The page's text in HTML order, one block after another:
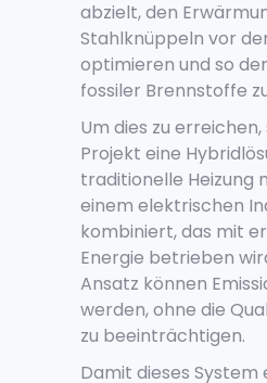
abzielt, den
Stahlknüppeln vor
optimieren und so
fossiler Brennstoffe
Um dies zu
Projekt eine
traditionelle Heizung
einem elektrischen
kombiniert, das mit
Energie betrieben
Ansatz können
werden, ohne die
zu beeinträchtigen.
Damit dieses